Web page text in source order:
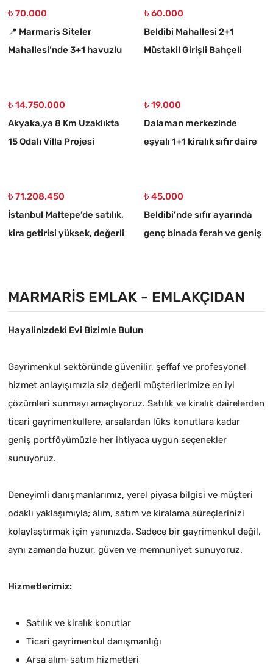
₺ 70.000
📍 Marmaris Siteler
Mahallesi’nde 3+1 havuzlu
₺ 60.000
Beldibi Mahallesi 2+1
Müstakil Girişli Bahçeli
₺ 14.750.000
Akyaka,ya 8 Km Uzaklıkta
15 Odalı Villa Projesi
₺ 19.000
Dalaman merkezinde
eşyalı 1+1 kiralık sıfır daire
₺ 71.208.450
İstanbul Maltepe’de satılık,
kira getirisi yüksek, değerli
₺ 45.000
Beldibi’nde sıfır ayarında
genç binada ferah ve geniş
MARMARIS EMLAK - EMLAKÇIDAN
Hayalinizdeki Evi Bizimle Bulun
Gayrimenkul sektöründe güvenilir, şeffaf ve profesyonel
hizmet anlayışımızla siz değerli müşterilerimize en iyi
çözümleri sunmayı amaçlıyoruz. Satılık ve kiralık dairelerden
ticari gayrimenkullere, arsalardan lüks konutlara kadar
geniş portföyümüzle her ihtiyaca uygun seçenekler
sunuyoruz.
Deneyimli danışmanlarımız, yerel piyasa bilgisi ve müşteri
odaklı yaklaşımıyla; alım, satım ve kiralama süreçlerinizi
kolaylaştırmak için yanınızda. Sadece bir gayrimenkul değil,
aynı zamanda huzur, güven ve memnuniyet sunuyoruz.
Hizmetlerimiz:
Satılık ve kiralık konutlar
Ticari gayrimenkul danışmanlığı
Arsa alım-satım hizmetleri